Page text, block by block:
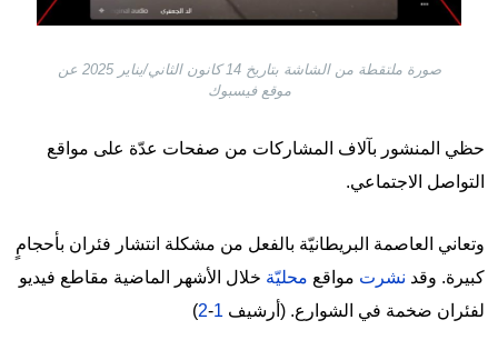
صورة ملتقطة من الشاشة بتاريخ 14 كانون الثاني/يناير 2025 عن
موقع فيسبوك
حظي المنشور بآلاف المشاركات من صفحات عدّة على مواقع
التواصل الاجتماعي.
وتعاني العاصمة البريطانيّة بالفعل من مشكلة انتشار فئران بأحجامٍ
كبيرة. وقد نشرت مواقع محليّة خلال الأشهر الماضية مقاطع فيديو
لفئران ضخمة في الشوارع. (أرشيف 1
-
2
)